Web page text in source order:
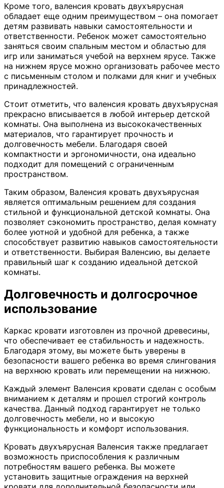
Кроме того, валенсия кровать двухъярусная
обладает еще одним преимуществом – она помогает
детям развивать навыки самостоятельности и
ответственности. Ребенок может самостоятельно
заняться своим спальным местом и областью для
игр или заниматься учебой на верхнем ярусе. Также
на нижнем ярусе можно организовать рабочее место
с письменным столом и полками для книг и учебных
принадлежностей.
Стоит отметить, что валенсия кровать двухъярусная
прекрасно вписывается в любой интерьер детской
комнаты. Она выполнена из высококачественных
материалов, что гарантирует прочность и
долговечность мебели. Благодаря своей
компактности и эргономичности, она идеально
подходит для помещений с ограниченным
пространством.
Таким образом, Валенсия кровать двухъярусная
является оптимальным решением для создания
стильной и функциональной детской комнаты. Она
позволяет сэкономить пространство, делая комнату
более уютной и удобной для ребенка, а также
способствует развитию навыков самостоятельности
и ответственности. Выбирая Валенсию, вы делаете
правильный шаг к созданию идеальной детской
комнаты.
Долговечность и долгосрочное
использование
Каркас кровати изготовлен из прочной древесины,
что обеспечивает ее стабильность и надежность.
Благодаря этому, вы можете быть уверены в
безопасности вашего ребенка во время слингования
на верхнюю кровать или перемещении на нижнюю.
Каждый элемент Валенсия кровати сделан с особым
вниманием к деталям и прошел строгий контроль
качества. Данный подход гарантирует не только
долговечность мебели, но и высокую
функциональность и комфорт использования.
Кровать двухъярусная Валенсия также предлагает
возможность приспособления к различным
потребностям вашего ребенка. Вы можете
установить защитные ограждения на верхней